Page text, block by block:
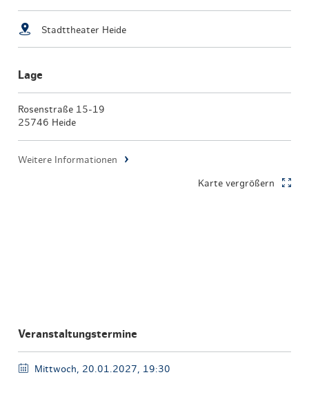
Stadttheater Heide
Lage
Rosenstraße 15-19
25746 Heide
Weitere Informationen
Karte vergrößern
Veranstaltungstermine
Mittwoch, 20.01.2027, 19:30